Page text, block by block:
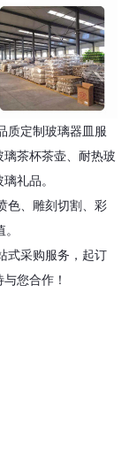
质定制玻璃器皿服
茶杯茶壶、耐热玻
玻璃礼品。
色、雕刻切割、彩
式采购服务，起订
您合作！